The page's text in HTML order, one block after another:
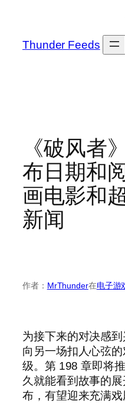
Thunder Feeds
《破风者
布日期和
画电影和
新闻
作者： MrThunder在电子游
为接下来的对决感到
向另一场扣人心弦
级。第 198 章即将
久就能看到故事的
布，有望迎来充满